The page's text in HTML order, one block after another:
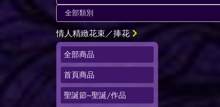
情人精緻花束／捧花
全部商品
首頁商品
聖誕節~聖誕/作品